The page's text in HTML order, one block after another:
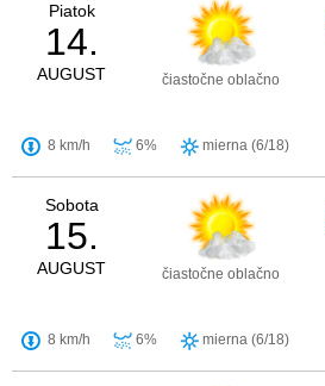
Piatok
14.
AUGUST čiastočne oblačno
8 km/h 6% mierna (6/18)
Sobota
15.
AUGUST čiastočne oblačno
8 km/h 6% mierna (6/18)